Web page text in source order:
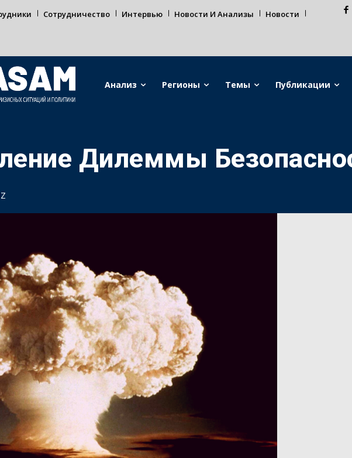
Сотрудничество Интервью Новости И Анализы Новости
Анализ Регионы Темы Публикации
Дилеммы